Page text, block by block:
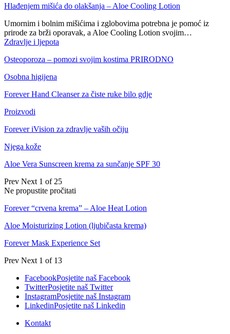
Hlađenjem mišića do olakšanja – Aloe Cooling Lotion
Umornim i bolnim mišićima i zglobovima potrebna je pomoć iz
prirode za brži oporavak, a Aloe Cooling Lotion svojim…
Zdravlje i ljepota
Osteoporoza – pomozi svojim kostima PRIRODNO
Osobna higijena
Forever Hand Cleanser za čiste ruke bilo gdje
Proizvodi
Forever iVision za zdravlje vaših očiju
Njega kože
Aloe Vera Sunscreen krema za sunčanje SPF 30
Prev Next 1 of 25
Ne propustite pročitati
Forever “crvena krema” – Aloe Heat Lotion
Aloe Moisturizing Lotion (ljubičasta krema)
Forever Mask Experience Set
Prev Next 1 of 13
FacebookPosjetite naš Facebook
TwitterPosjetite naš Twitter
InstagramPosjetite naš Instagram
LinkedinPosjetite naš Linkedin
Kontakt